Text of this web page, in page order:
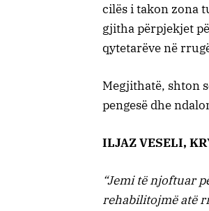
cilës i takon zona
gjitha përpjekjet
qytetarëve në
Megjithatë, shton
pengesë dhe
ILJAZ VESELI,
“Jemi të njoftuar
rehabilitojmë atë